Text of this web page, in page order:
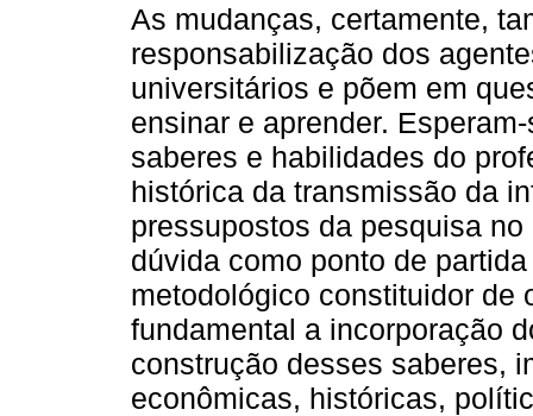
As mudanças, certamente,
responsabilização dos
universitários e põem em
ensinar e aprender.
saberes e habilidades do
histórica da transmissão da
pressupostos da pesquisa
dúvida como ponto de
metodológico constituidor de
fundamental a incorporação
construção desses saberes,
econômicas, históricas,